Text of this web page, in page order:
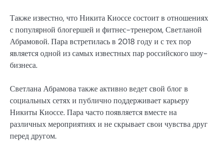
Также известно, что Никита Киоссе состоит в отношениях
с популярной блогершей и фитнес-тренером, Светланой
Абрамовой. Пара встретилась в 2018 году и с тех пор
является одной из самых известных пар российского шоу-
бизнеса.
Светлана Абрамова также активно ведет свой блог в
социальных сетях и публично поддерживает карьеру
Никиты Киоссе. Пара часто появляется вместе на
различных мероприятиях и не скрывает свои чувства друг
перед другом.